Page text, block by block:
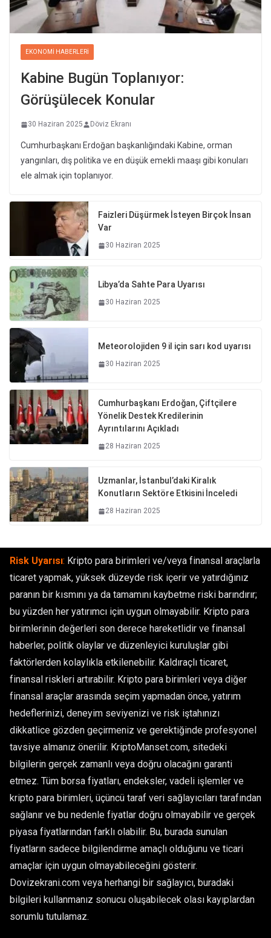
EKONOMI HABERLERI
Kabine Bugün Toplanıyor:
Görüşülecek Konular
30 Haziran 2025 Döviz Ekranı
Cumhurbaşkanı Erdoğan başkanlığındaki Kabine, orman
yangınları, dış politika ve en düşük emekli maaşı gibi konuları
ele almak için toplanıyor.
Faizleri Düşürmek İsteyen Birçok İnsan
Var
30 Haziran 2025
Libya’da Sahte Para Uyarısı
30 Haziran 2025
Meteorolojiden 9 il için sarı kod uyarısı
30 Haziran 2025
Cumhurbaşkanı Erdoğan, Çiftçilere
Yönelik Destek Kredilerinin
Ayrıntılarını Açıkladı
28 Haziran 2025
Uzmanlar, İstanbul’daki Kiralık
Konutların Sektöre Etkisini İnceledi
28 Haziran 2025
Risk Uyarısı: Kripto para birimleri ve/veya finansal araçlarla
ticaret yapmak, yüksek düzeyde risk içerir ve yatırdığınız
paranın bir kısmını ya da tamamını kaybetme riski barındırır;
bu yüzden her yatırımcı için uygun olmayabilir. Kripto para
birimlerinin değerleri son derece hareketlidir ve finansal
haberler, politik olaylar ve düzenleyici kuruluşlar gibi
faktörlerden kolaylıkla etkilenebilir. Kaldıraçlı ticaret,
finansal riskleri artırabilir. Kripto para birimleri veya diğer
finansal araçlar arasında seçim yapmadan önce, yatırım
hedeflerinizi, deneyim seviyenizi ve risk iştahınızı
dikkatlice gözden geçirmeniz ve gerektiğinde profesyonel
tavsiye almanız önerilir. KriptoManset.com, sitedeki
bilgilerin gerçek zamanlı veya doğru olacağını garanti
etmez. Tüm borsa fiyatları, endeksler, vadeli işlemler ve
kripto para birimleri, üçüncü taraf veri sağlayıcıları tarafından
sağlanır ve bu nedenle fiyatlar doğru olmayabilir ve gerçek
piyasa fiyatlarından farklı olabilir. Bu, burada sunulan
fiyatların sadece bilgilendirme amaçlı olduğunu ve ticari
amaçlar için uygun olmayabileceğini gösterir.
Dovizekrani.com veya herhangi bir sağlayıcı, buradaki
bilgileri kullanmanız sonucu oluşabilecek olası kayıplardan
sorumlu tutulamaz.